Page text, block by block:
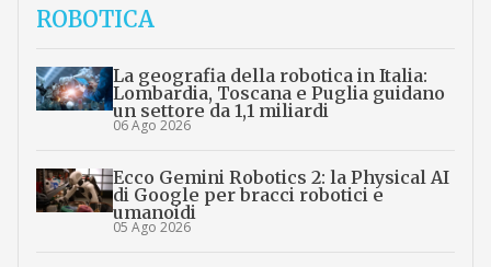
ROBOTICA
La geografia della robotica in Italia:
Lombardia, Toscana e Puglia guidano
un settore da 1,1 miliardi
06 Ago 2026
Ecco Gemini Robotics 2: la Physical AI
di Google per bracci robotici e
umanoidi
05 Ago 2026